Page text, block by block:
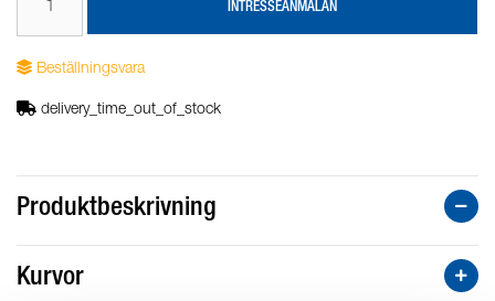
INTRESSEANMÄLAN
Beställningsvara
delivery_time_out_of_stock
Produktbeskrivning
Kurvor